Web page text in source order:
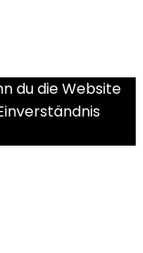
du die Website